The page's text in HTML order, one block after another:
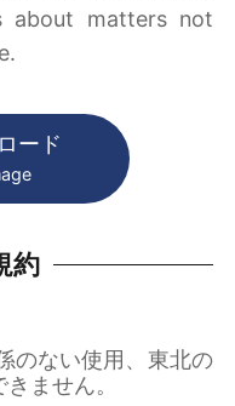
about matters not
ード
約
のない使用、東北の
ません。